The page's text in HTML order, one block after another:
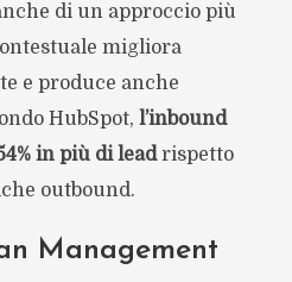
di un approccio più
migliora
e produce anche
HubSpot, l’inbound
in più di leadrispetto
outbound.
Management